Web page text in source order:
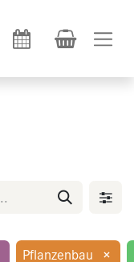
Pflanzenbau ×